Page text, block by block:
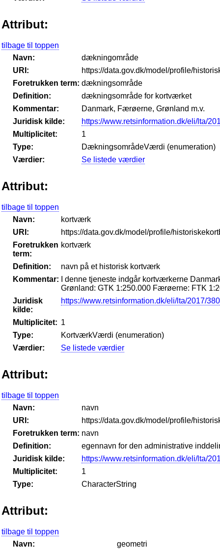
Attribut:
tilbage til toppen
Navn:
dækningområde
URI:
https://data.gov.dk/model/profile/
Foretrukken term: dækningsområde
Definition:
dækningsområde for kortværket
Kommentar:
Danmark, Færøerne, Grønland m.v.
Juridisk kilde:
https://www.retsinformation.dk/eli/lta/
Multiplicitet:
1
Type:
DækningsområdeVærdi (enumeration)
Værdier:
Se listede værdier
Attribut:
tilbage til toppen
Navn:
kortværk
URI:
https://data.gov.dk/model/profile/
Foretrukken
term:
kortværk
Definition:
navn på et historisk kortværk
Kommentar:
I denne tjeneste indgår kortværkerne
Grønland: GTK 1:250.000 Færøerne: FTK
Juridisk
kilde:
https://www.retsinformation.dk/eli/lta/2017/380
Multiplicitet: 1
Type:
KortværkVærdi (enumeration)
Værdier:
Se listede værdier
Attribut:
tilbage til toppen
Navn:
navn
URI:
https://data.gov.dk/model/profile/
Foretrukken term: navn
Definition:
egennavn for den administrative
Juridisk kilde:
https://www.retsinformation.dk/eli/lta/
Multiplicitet:
1
Type:
CharacterString
Attribut:
tilbage til toppen
Navn:
geometri